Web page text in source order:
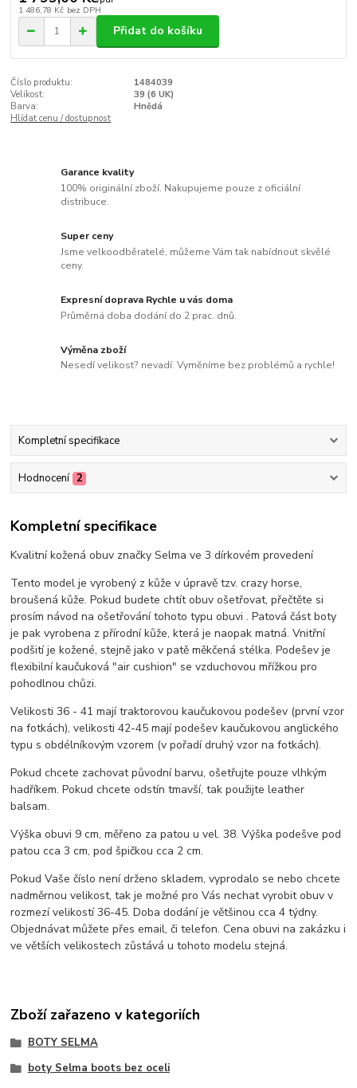
1 486,78 Kč bez DPH
Přidat do košíku
Číslo produktu:
1484039
Velikost:
39 (6 UK)
Barva:
Hnědá
Hlídat cenu / dostupnost
Garance kvality
100% originální zboží. Nakupujeme pouze z oficiální
distribuce.
Super ceny
Jsme velkoodběratelé, můžeme Vám tak nabídnout skvělé
ceny.
Expresní doprava Rychle u vás doma
Průměrná doba dodání do 2 prac. dnů.
Výměna zboží
Nesedí velikost? nevadí. Vyměníme bez problémů a rychle!
Kompletní specifikace
Hodnocení 2
Kompletní specifikace
Kvalitní kožená obuv značky Selma ve 3 dírkovém provedení
Tento model je vyrobený z kůže v úpravě tzv. crazy horse,
broušená kůže. Pokud budete chtít obuv ošetřovat, přečtěte si
prosím návod na ošetřování tohoto typu obuvi . Patová část boty
je pak vyrobena z přírodní kůže, která je naopak matná. Vnitřní
podšití je kožené, stejně jako v patě měkčená stélka. Podešev je
flexibilní kaučuková "air cushion" se vzduchovou mřížkou pro
pohodlnou chůzi.
Velikosti 36 - 41 mají traktorovou kaučukovou podešev (první vzor
na fotkách), velikosti 42-45 mají podešev kaučukovou anglického
typu s obdélníkovým vzorem (v pořadí druhý vzor na fotkách).
Pokud chcete zachovat původní barvu, ošetřujte pouze vlhkým
hadříkem. Pokud chcete odstín tmavší, tak použijte leather
balsam.
Výška obuvi 9 cm, měřeno za patou u vel. 38. Výška podešve pod
patou cca 3 cm, pod špičkou cca 2 cm.
Pokud Vaše číslo není drženo skladem, vyprodalo se nebo chcete
nadměrnou velikost, tak je možné pro Vás nechat vyrobit obuv v
rozmezí velikostí 36-45. Doba dodání je většinou cca 4 týdny.
Objednávat můžete přes email, či telefon. Cena obuvi na zakázku i
ve větších velikostech zůstává u tohoto modelu stejná.
Zboží zařazeno v kategoriích
BOTY SELMA
boty Selma boots bez oceli